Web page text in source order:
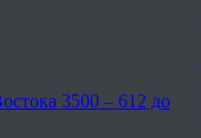
3500 – 612 до